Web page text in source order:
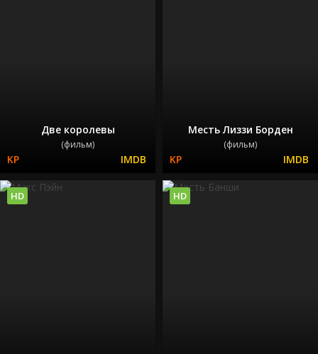
Две королевы
(фильм)
Месть Лиззи Борден
(фильм)
HD HD